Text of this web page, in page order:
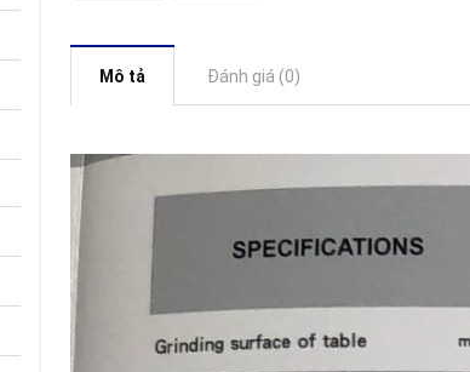
Mô tả Đánh giá (0)